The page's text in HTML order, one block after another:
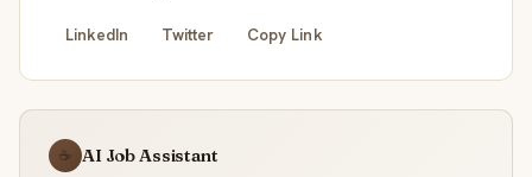
LinkedIn Twitter Copy Link
☕ AI Job Assistant